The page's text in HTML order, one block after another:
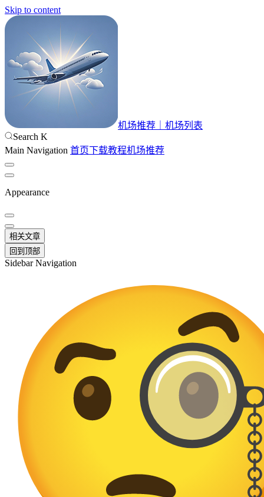
Skip to content
机场推荐｜机场列表
Search K
Main Navigation 首页下载教程机场推荐
Appearance
相关文章
回到顶部
Sidebar Navigation